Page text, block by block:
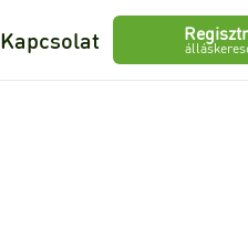
Kapcsolat